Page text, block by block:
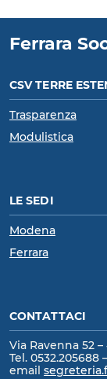
Ferrara
CSV TERRE
Trasparenza
Modulistica
LE SEDI
Modena
Ferrara
CONTATTACI
Via Ravenna 52
Tel. 0532.205688
email